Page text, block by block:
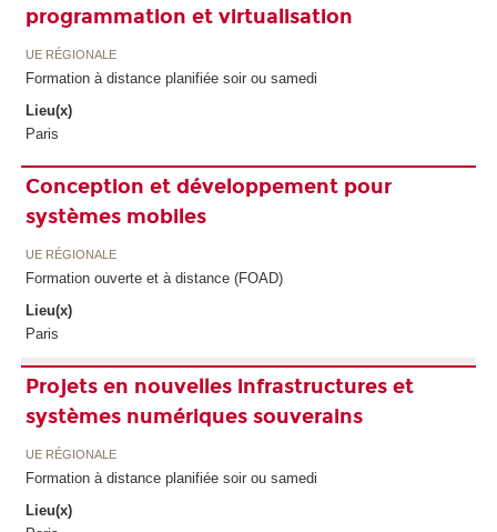
programmation et virtualisation
UE RÉGIONALE
Formation à distance planifiée soir ou samedi
Lieu(x)
Paris
Conception et développement pour
systèmes mobiles
UE RÉGIONALE
Formation ouverte et à distance (FOAD)
Lieu(x)
Paris
Projets en nouvelles infrastructures et
systèmes numériques souverains
UE RÉGIONALE
Formation à distance planifiée soir ou samedi
Lieu(x)